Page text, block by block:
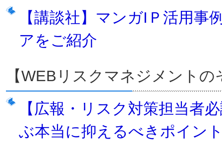
【講談社】マンガIＰ活用
アをご紹介
【WEBリスクマネジメント
【広報・リスク対策担当者
ぶ本当に抑えるべきポイン